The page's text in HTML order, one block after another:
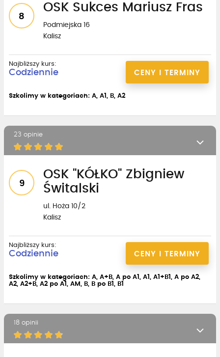
8
OSK Sukces Mariusz Fras
Podmiejska 16
Kalisz
CENY I TERMINY
Najbliższy kurs:
Codziennie
Szkolimy w kategoriach: A, A1, B, A2
23 opinie
9
OSK "KÓŁKO" Zbigniew
Świtalski
ul. Hoża 10/2
Kalisz
CENY I TERMINY
Najbliższy kurs:
Codziennie
Szkolimy w kategoriach: A, A+B, A po A1, A1, A1+B1, A po A2,
A2, A2+B, A2 po A1, AM, B, B po B1, B1
18 opinii